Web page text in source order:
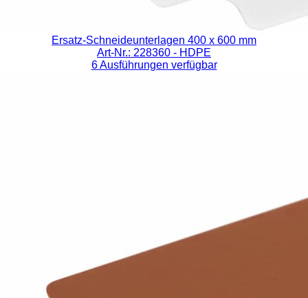
Ersatz-Schneideunterlagen 400 x 600 mm
Art-Nr.: 228360 - HDPE
6 Ausführungen verfügbar